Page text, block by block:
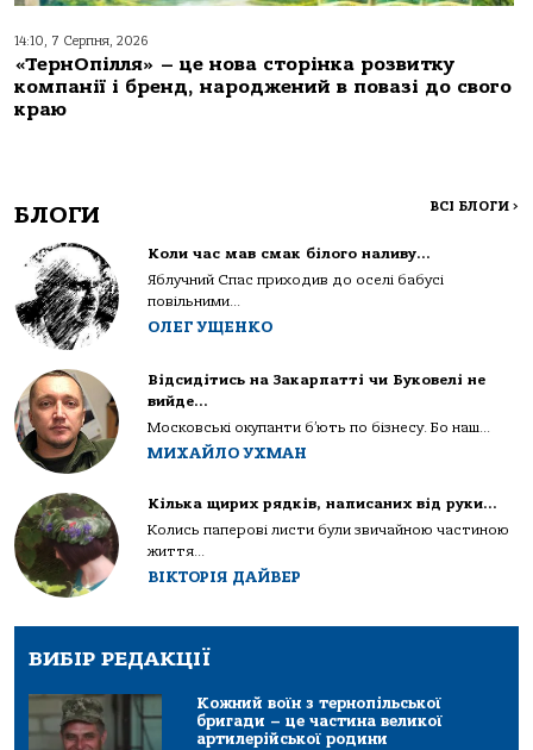
14:10, 7 Серпня, 2026
«ТернОпілля» – це нова сторінка розвитку
компанії і бренд, народжений в повазі до свого
краю
БЛОГИ ВСІ БЛОГИ >
Коли час мав смак білого наливу…
Яблучний Спас приходив до оселі бабусі
повільними...
ОЛЕГ УЩЕНКО
Відсидітись на Закарпатті чи Буковелі не
вийде…
Московські окупанти б’ють по бізнесу. Бо наш...
МИХАЙЛО УХМАН
Кілька щирих рядків, написаних від руки…
Колись паперові листи були звичайною частиною
життя...
ВІКТОРІЯ ДАЙВЕР
ВИБІР РЕДАКЦІЇ
Кожний воїн з тернопільської
бригади – це частина великої
артилерійської родини